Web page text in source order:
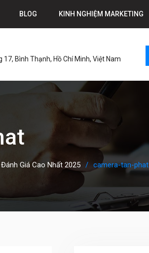
BLOG KINH NGHIỆM MARKETING
17, Bình Thạnh, Hồ Chí Minh, Việt Nam
Giá Cao Nhất 2025 camera-tan-phat